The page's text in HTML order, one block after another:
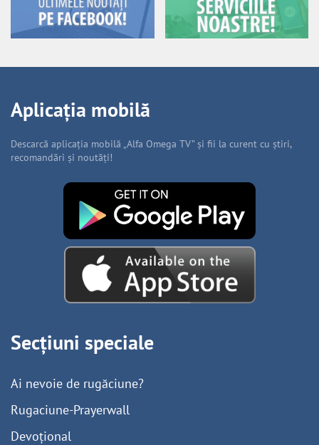
Aplicația mobilă
Descarcă aplicația mobilă „Alfa Omega TV” și fii la curent cu știri,
recomandări și noutăți!
Secțiuni speciale
Ai nevoie de rugăciune?
Rugaciune-Prayerwall
Devoțional